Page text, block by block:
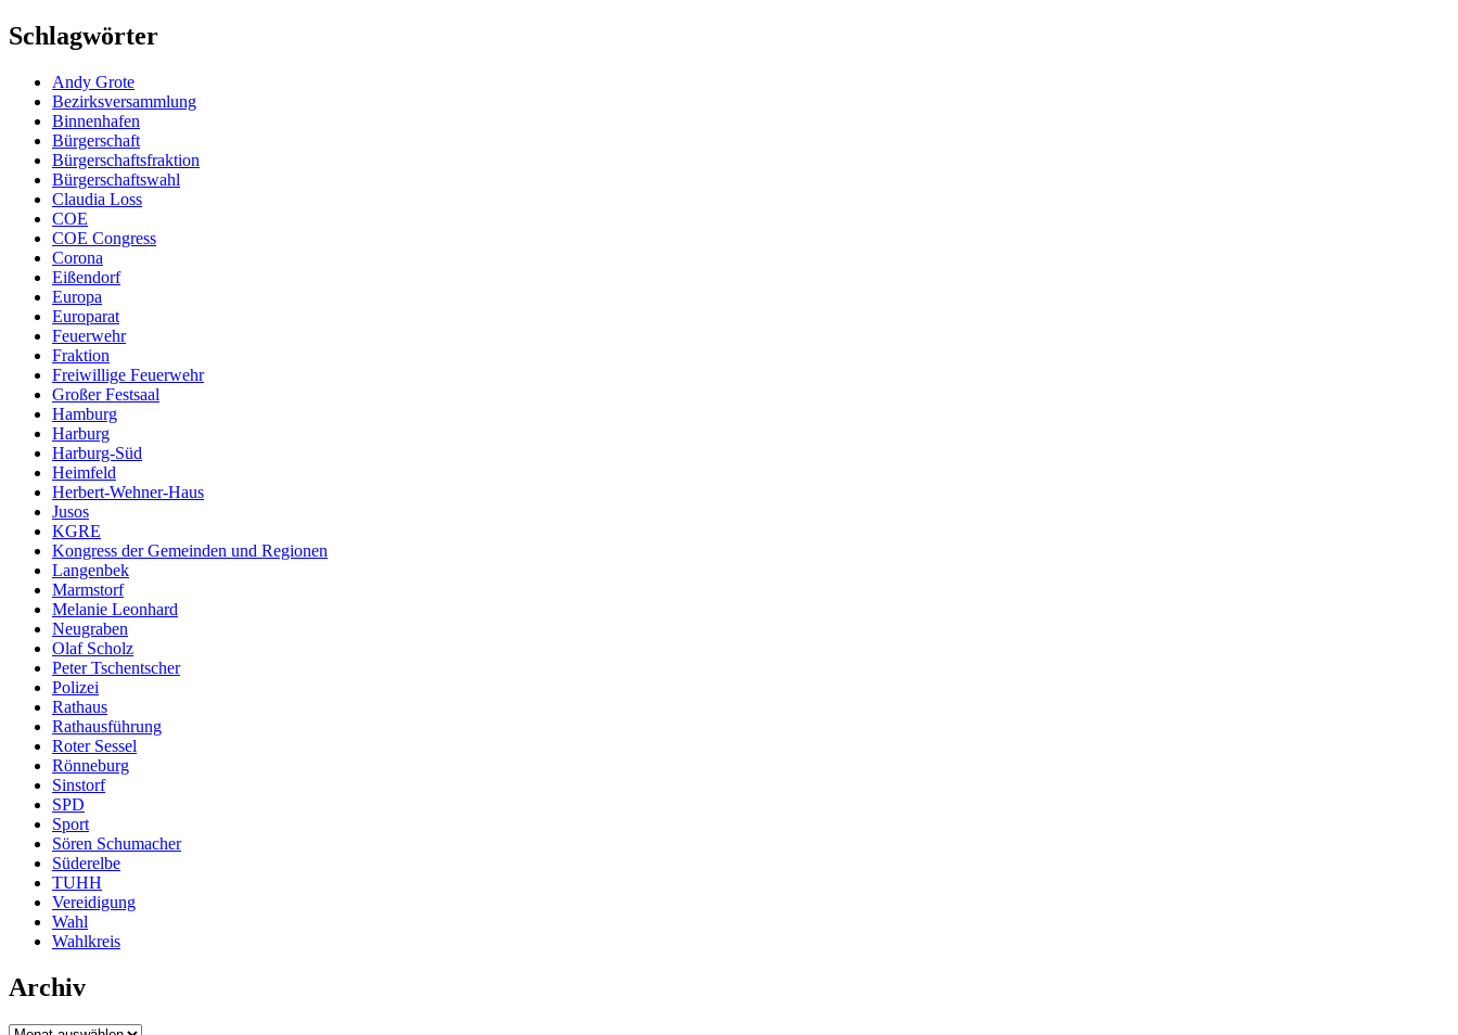
Schlagwörter
Andy Grote
Bezirksversammlung
Binnenhafen
Bürgerschaft
Bürgerschaftsfraktion
Bürgerschaftswahl
Claudia Loss
COE
COE Congress
Corona
Eißendorf
Europa
Europarat
Feuerwehr
Fraktion
Freiwillige Feuerwehr
Großer Festsaal
Hamburg
Harburg
Harburg-Süd
Heimfeld
Herbert-Wehner-Haus
Jusos
KGRE
Kongress der Gemeinden und Regionen
Langenbek
Marmstorf
Melanie Leonhard
Neugraben
Olaf Scholz
Peter Tschentscher
Polizei
Rathaus
Rathausführung
Roter Sessel
Rönneburg
Sinstorf
SPD
Sport
Sören Schumacher
Süderelbe
TUHH
Vereidigung
Wahl
Wahlkreis
Archiv